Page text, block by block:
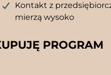
Kontakt z
mierzą wysoko
PROGRAM